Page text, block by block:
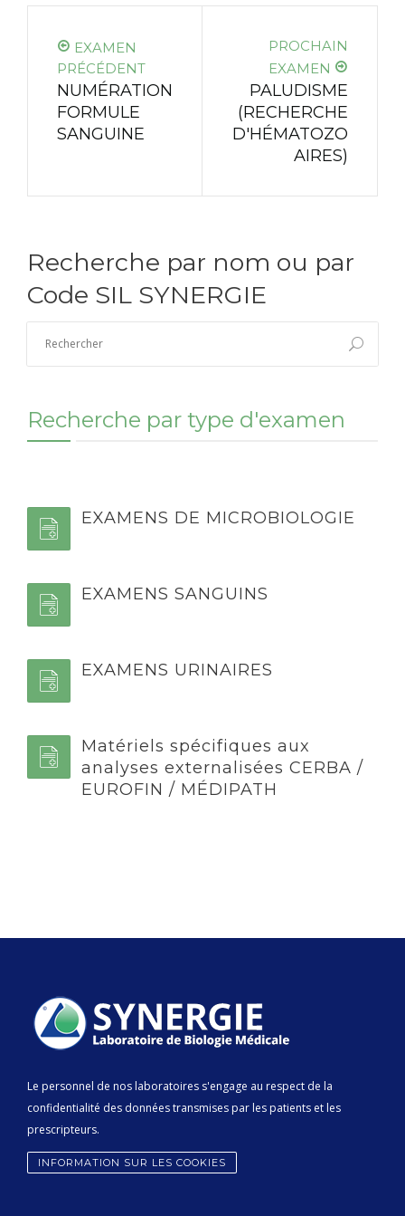
EXAMEN
PRÉCÉDENT
NUMÉRATION
FORMULE
SANGUINE
PROCHAIN
EXAMEN
PALUDISME
(RECHERCHE
D'HÉMATOZO
AIRES)
Recherche par nom ou par
Code SIL SYNERGIE
Recherche par type d'examen
EXAMENS DE MICROBIOLOGIE
EXAMENS SANGUINS
EXAMENS URINAIRES
Matériels spécifiques aux
analyses externalisées CERBA /
EUROFIN / MÉDIPATH
Le personnel de nos laboratoires s'engage au respect de la
confidentialité des données transmises par les patients et les
prescripteurs.
INFORMATION SUR LES COOKIES